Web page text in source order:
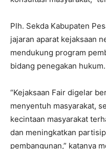
Plh. Sekda Kabupaten
jajaran aparat kejaksaan
mendukung program
bidang penegakan hukum.
“Kejaksaan Fair digelar
menyentuh masyarakat,
kecintaan masyarakat
dan meningkatkan
pembangunan,” katanya